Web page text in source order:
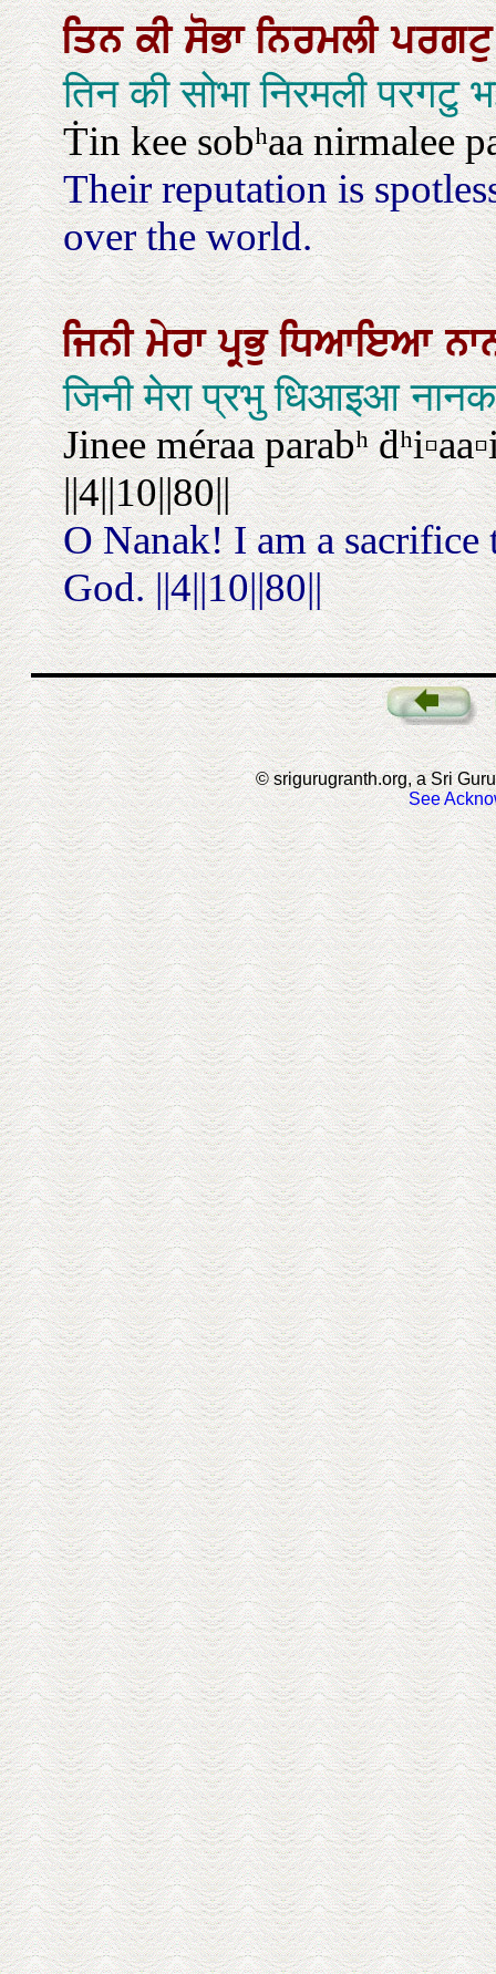
ਤਿਨਕੀਸੋਭਾਨਿਰਮਲੀ
तिन की सोभा निरमली परगटु
Ṫin kee sobʰaa nirmalee
Their reputation is
over the world.
ਜਿਨੀਮੇਰਾਪ੍ਰਭੁਧਿਆਇਆ
जिनी मेरा प्रभु धिआइआ
Jinee méraa parabʰ
||4||10||80||
O Nanak! I am a
God. ||4||10||80||
© srigurugranth.org, a Sri
See